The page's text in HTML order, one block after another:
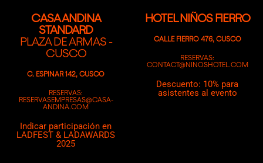
CASA ANDINA
STANDARD
PLAZA DE ARMAS -
CUSCO
C. ESPINAR 142, CUSCO
RESERVAS:
RESERVASEMPRESAS@CASA-
ANDINA.COM
Indicar participación en
LADFEST & LADAWARDS
2025
HOTEL NIÑOS FIERRO
CALLE FIERRO 476, CUSCO
RESERVAS:
CONTACT@NINOSHOTEL.COM
Descuento: 10% para
asistentes al evento